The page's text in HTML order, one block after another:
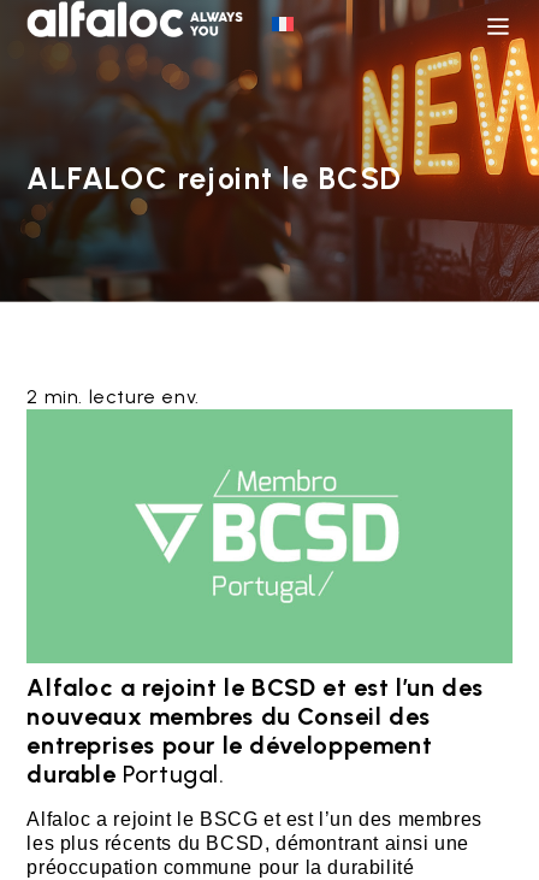
ALFALOC rejoint le BCSD
2 min. lecture env.
Alfaloc a rejoint le BCSD et est l’un des
nouveaux membres du Conseil des
entreprises pour le développement
durable Portugal.
Alfaloc a rejoint le BSCG et est l’un des membres
les plus récents du BCSD, démontrant ainsi une
préoccupation commune pour la durabilité